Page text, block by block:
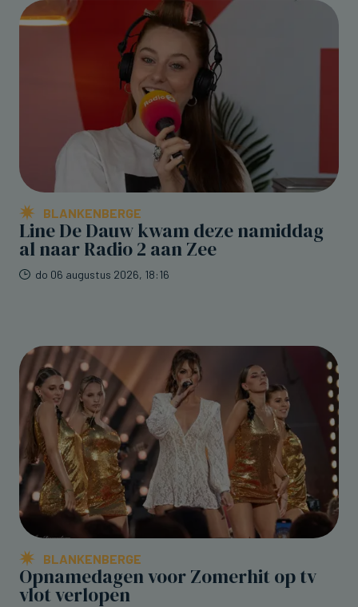
BLANKENBERGE
Line De Dauw kwam deze namiddag
al naar Radio 2 aan Zee
do 06 augustus 2026, 18:16
BLANKENBERGE
Opnamedagen voor Zomerhit op tv
vlot verlopen